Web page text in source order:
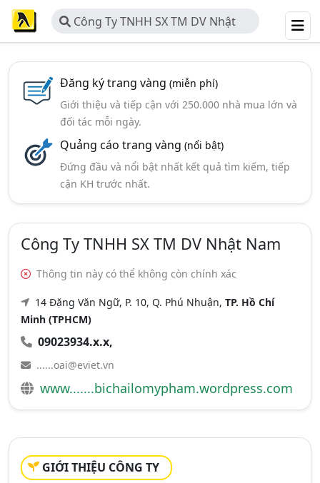
Công Ty TNHH SX TM DV Nhật
Nam
Đăng ký trang vàng (miễn phí)
Giới thiệu và tiếp cận với 250.000 nhà mua lớn và
đối tác mỗi ngày.
Quảng cáo trang vàng (nổi bật)
Đứng đầu và nổi bật nhất kết quả tìm kiếm, tiếp
cận KH trước nhất.
Công Ty TNHH SX TM DV Nhật Nam
Thông tin này có thể không còn chính xác
14 Đặng Văn Ngữ, P. 10, Q. Phú Nhuận, TP. Hồ Chí
Minh (TPHCM)
09023934.x.x,
......oai@eviet.vn
www.......bichailomypham.wordpress.com
GIỚI THIỆU CÔNG TY